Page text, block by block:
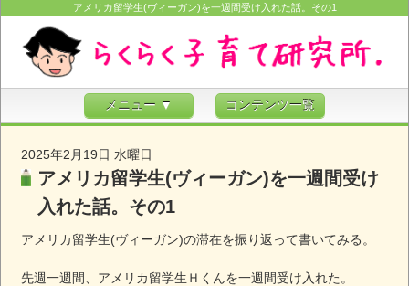
アメリカ留学生(ヴィーガン)を一週間受け入れた話。その1
メニュー ▼ コンテンツ一覧
2025年2月19日 水曜日
アメリカ留学生(ヴィーガン)を一週間受け
入れた話。その1
アメリカ留学生(ヴィーガン)の滞在を振り返って書いてみる。
先週一週間、アメリカ留学生Ｈくんを一週間受け入れた。